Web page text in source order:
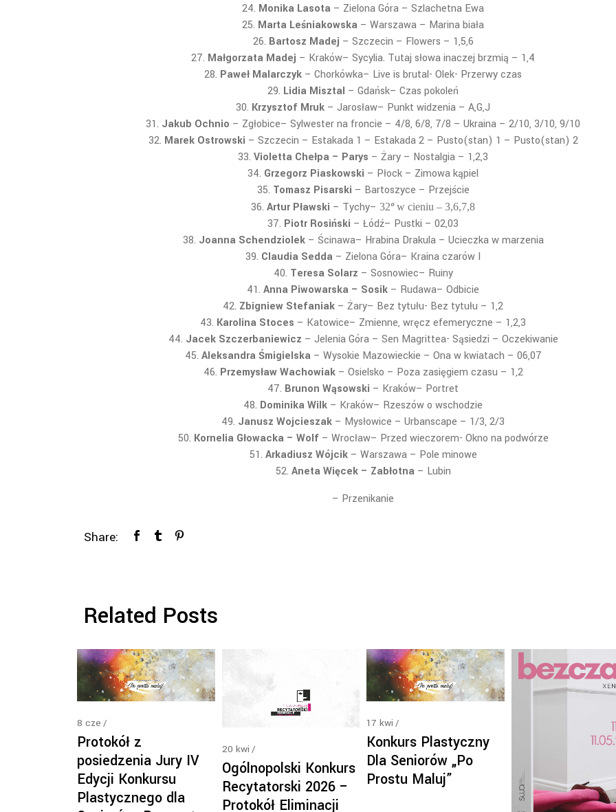
Monika Lasota – Zielona Góra – Szlachetna Ewa
Marta Leśniakowska – Warszawa – Marina biała
Bartosz Madej – Szczecin – Flowers – 1,5,6
Małgorzata Madej – Kraków– Sycylia. Tutaj słowa inaczej brzmią – 1,4
Paweł Malarczyk – Chorkówka– Live is brutal- Olek- Przerwy czas
Lidia Misztal – Gdańsk– Czas pokoleń
Krzysztof Mruk – Jarosław– Punkt widzenia – A,G,J
Jakub Ochnio – Zgłobice– Sylwester na froncie – 4/8, 6/8, 7/8 – Ukraina – 2/10, 3/10, 9/10
Marek Ostrowski – Szczecin – Estakada 1 – Estakada 2 – Pusto(stan) 1 – Pusto(stan) 2
Violetta Chełpa – Parys – Żary – Nostalgia – 1,2,3
Grzegorz Piaskowski – Płock – Zimowa kąpiel
Tomasz Pisarski – Bartoszyce – Przejście
Artur Pławski – Tychy– 32ºw cieniu – 3,6,7,8
Piotr Rosiński – Łódź– Pustki – 02,03
Joanna Schendziolek– Ścinawa– Hrabina Drakula – Ucieczka w marzenia
Claudia Sedda – Zielona Góra– Kraina czarów I
Teresa Solarz – Sosnowiec– Ruiny
Anna Piwowarska – Sosik – Rudawa– Odbicie
Zbigniew Stefaniak – Żary– Bez tytułu- Bez tytułu – 1,2
Karolina Stoces – Katowice– Zmienne, wręcz efemeryczne – 1,2,3
Jacek Szczerbaniewicz – Jelenia Góra – Sen Magrittea- Sąsiedzi – Oczekiwanie
Aleksandra Śmigielska– Wysokie Mazowieckie – Ona w kwiatach – 06,07
Przemysław Wachowiak– Osielsko – Poza zasięgiem czasu – 1,2
Brunon Wąsowski – Kraków– Portret
Dominika Wilk – Kraków– Rzeszów o wschodzie
Janusz Wojcieszak – Mysłowice – Urbanscape – 1/3, 2/3
Kornelia Głowacka – Wolf – Wrocław– Przed wieczorem- Okno na podwórze
Arkadiusz Wójcik– Warszawa – Pole minowe
Aneta Więcek – Zabłotna– Lubin
– Przenikanie
Share:
Related Posts
8 cze
Protokół z
posiedzenia Jury IV
Edycji Konkursu
Plastycznego dla
20 kwi
Ogólnopolski Konkurs
Recytatorski 2026 –
Protokół Eliminacji
17 kwi
Konkurs Plastyczny
Dla Seniorów „Po
Prostu Maluj”